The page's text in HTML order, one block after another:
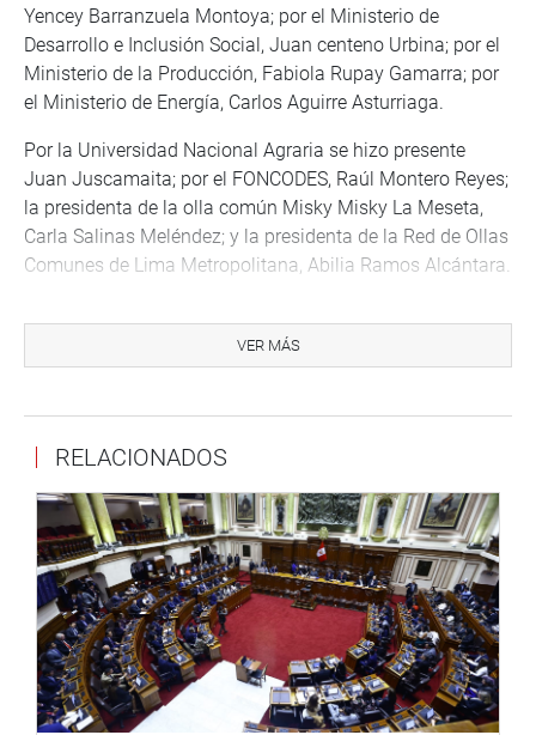
Yencey Barranzuela Montoya; por el Ministerio de
Desarrollo e Inclusión Social, Juan centeno Urbina; por el
Ministerio de la Producción, Fabiola Rupay Gamarra; por
el Ministerio de Energía, Carlos Aguirre Asturriaga.
Por la Universidad Nacional Agraria se hizo presente
Juan Juscamaita; por el FONCODES, Raúl Montero Reyes;
la presidenta de la olla común Misky Misky La Meseta,
Carla Salinas Meléndez; y la presidenta de la Red de Ollas
Comunes de Lima Metropolitana, Abilia Ramos Alcántara.
VER MÁS
RELACIONADOS